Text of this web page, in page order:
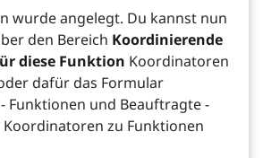
wurde angelegt. Du kannst nun
den Bereich Koordinierende
diese Funktion Koordinatoren
dafür das Formular
Funktionen und Beauftragte -
zu Funktionen